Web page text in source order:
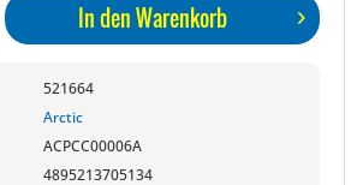
In denWarenkorb
521664
Arctic
ACPCC00006A
4895213705134